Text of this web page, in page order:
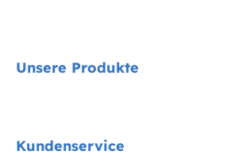
Unsere Produkte
Kundenservice